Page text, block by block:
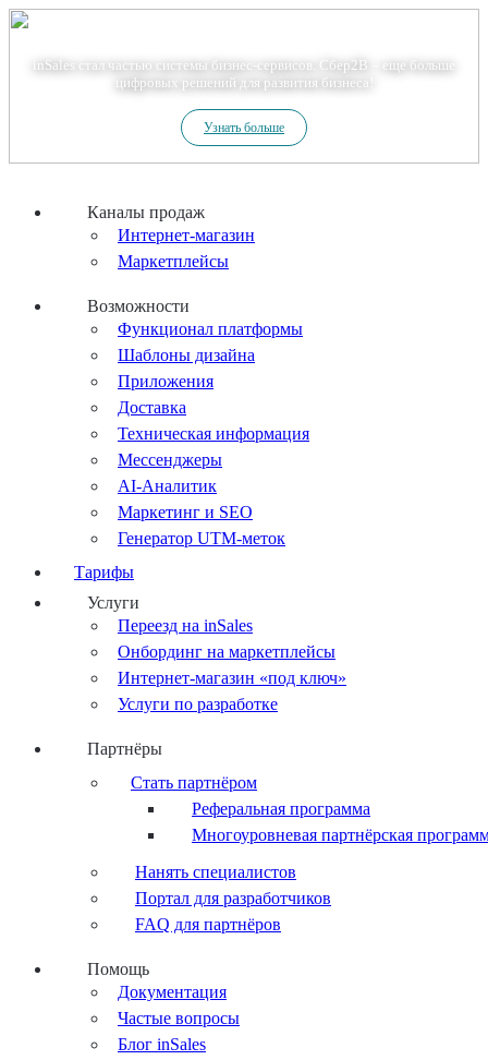
inSales стал частью системы бизнес-сервисов. Сбер2В – еще больше
цифровых решений для развития бизнеса!
Узнать больше
Каналы продаж
Интернет-магазин
Маркетплейсы
Возможности
Функционал платформы
Шаблоны дизайна
Приложения
Доставка
Техническая информация
Мессенджеры
AI-Аналитик
Маркетинг и SEO
Генератор UTM-меток
Тарифы
Услуги
Переезд на inSales
Онбординг на маркетплейсы
Интернет-магазин «под ключ»
Услуги по разработке
Партнёры
Стать партнёром
Реферальная программа
Многоуровневая партнёрская
Нанять специалистов
Портал для разработчиков
FAQ для партнёров
Помощь
Документация
Частые вопросы
Блог inSales